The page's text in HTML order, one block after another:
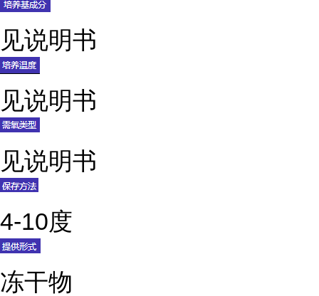
见说明书
见说明书
见说明书
4-10度
冻干物